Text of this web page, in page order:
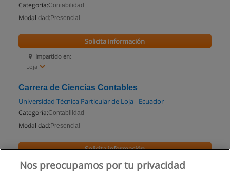
Categoría:Contabilidad
Modalidad: Presencial
Impartido en:
Loja
Solicita información
Carrera de Ciencias Contables
Universidad Técnica Particular de Loja - Ecuador
Categoría:Contabilidad
Modalidad: Presencial
Impartido en:
Solicita información
Nos preocupamos por tu privacidad